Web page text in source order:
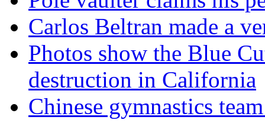
Carlos Beltran made a
Photos show the Blue
destruction in California
Chinese gymnastics